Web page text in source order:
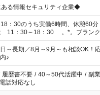
る情報セキュリティ企業◆
：30のうち実働6時間、休憩60分
：30 。*。ブランクOK！。*。 例え
宅/財団法人/事務/コールセンター
イーツ販売/ホテルフロント/化粧品
して活躍されています♪
～長期／8月～9月～も相談OK！
♪
履歴書不要 / 40～50代活躍中 / 副
電話対応なし